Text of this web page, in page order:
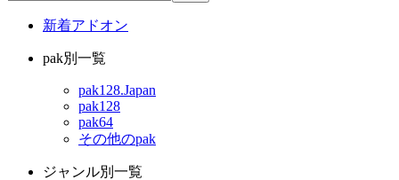
新着アドオン
pak別一覧
pak128.Japan
pak128
pak64
その他のpak
ジャンル別一覧